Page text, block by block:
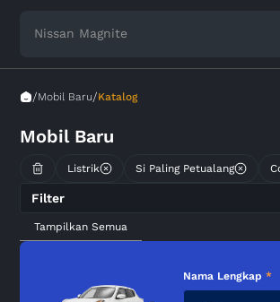
Nissan Magnite
/Mobil Baru/Katalog
Mobil Baru
Listrik Si Paling Petualang
Filter
Tampilkan Semua
Nama Lengkap*